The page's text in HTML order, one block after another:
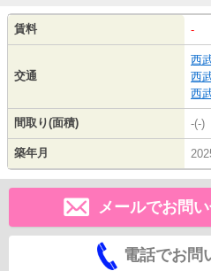
賃料 -
交通
西
西
西
間取り(面積) -(-)
築年月
メールでお問
電話でお問